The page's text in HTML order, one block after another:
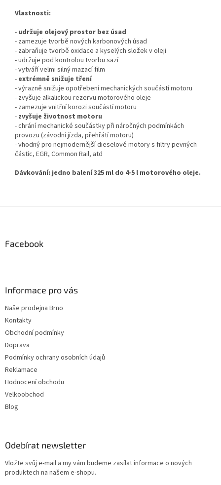
Vlastnosti:
- udržuje olejový prostor bez úsad
- zamezuje tvorbě nových karbonových úsad
- zabraňuje tvorbě oxidace a kyselých složek v oleji
- udržuje pod kontrolou tvorbu sazí
- vytváří velmi silný mazací film
- extrémně snižuje tření
- výrazně snižuje opotřebení mechanických součástí motoru
- zvyšuje alkalickou rezervu motorového oleje
- zamezuje vnitřní korozi součástí motoru
- zvyšuje životnost motoru
- chrání mechanické součástky při náročných podmínkách
provozu (závodní jízda, přehřátí motoru)
- vhodný pro nejmodernější dieselové motory s filtry pevných
částic, EGR, Common Rail, atd
Dávkování: jedno balení 325 ml do 4-5 l motorového oleje.
Facebook
Informace pro vás
Naše prodejna Brno
Kontakty
Obchodní podmínky
Doprava
Podmínky ochrany osobních údajů
Reklamace
Hodnocení obchodu
Velkoobchod
Blog
Odebírat newsletter
Vložte svůj e-mail a my vám budeme zasílat informace o nových
produktech na našem e-shopu.